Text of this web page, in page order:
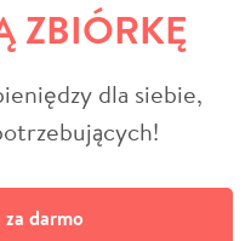
ZBIÓRKĘ
dla siebie,
darmo